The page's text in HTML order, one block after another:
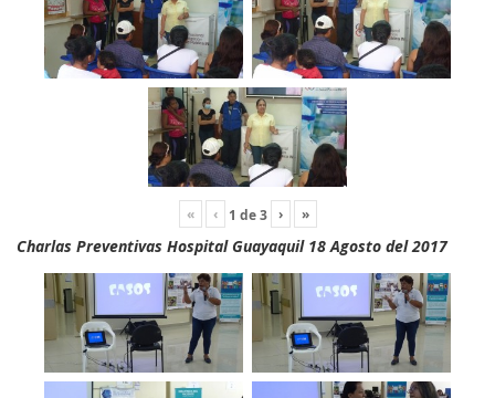
« ‹ 1 de3 › »
Charlas Preventivas Hospital Guayaquil 18 Agosto del 2017